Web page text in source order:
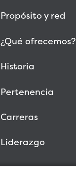
Propósito y red
¿Qué ofrecemos?
Historia
Pertenencia
Carreras
Liderazgo